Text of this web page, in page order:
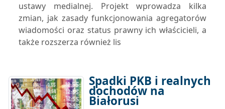
ustawy medialnej. Projekt wprowadza kilka
zmian, jak zasady funkcjonowania agregatorów
wiadomości oraz status prawny ich właścicieli, a
także rozszerza również lis
Spadki PKB i realnych
dochodów na
Białorusi